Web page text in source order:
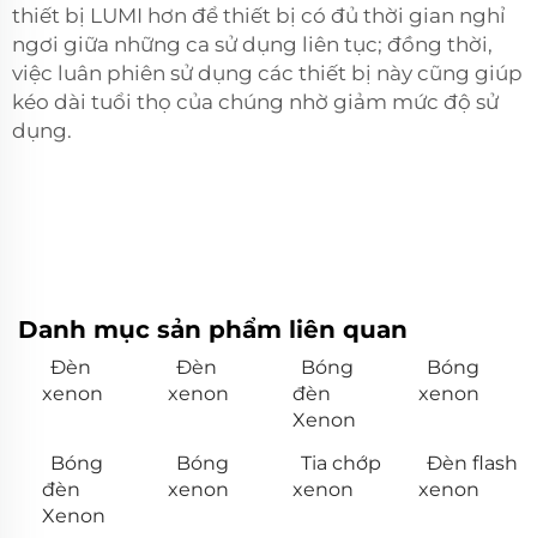
thiết bị LUMI hơn để thiết bị có đủ thời gian nghỉ
ngơi giữa những ca sử dụng liên tục; đồng thời,
việc luân phiên sử dụng các thiết bị này cũng giúp
kéo dài tuổi thọ của chúng nhờ giảm mức độ sử
dụng.
Danh mục sản phẩm liên quan
Đèn
xenon
Đèn
xenon
Bóng
đèn
Xenon
Bóng
xenon
Bóng
đèn
Xenon
Bóng
xenon
Tia chớp
xenon
Đèn flash
xenon